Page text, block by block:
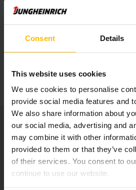
Consent Details
This website uses cookies
We use cookies to personalise
provide social media features and
We also share information about
our social media, advertising and
may combine it with other
provided to them or that they’ve
of their services. You consent to
continue to use our website.
Εργονομική εργασία
Συμπαγές και ελαφρύ όχημα